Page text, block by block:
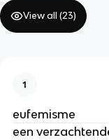
View all (23)
1
eufemisme
een